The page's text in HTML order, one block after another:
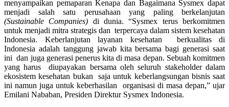
menyampaikan pemaparan Kenapa dan Bagaimana Sysmex dapat
menjadi salah satu perusahaan yang paling berkelanjutan
(Sustainable Companies) di dunia.“Sysmex terus berkomitmen
untuk menjadi mitra strategis dan terpercaya dalam sistem kesehatan
Indonesia. Keberlanjutan layanan kesehatan berkualitas di
Indonesia adalah tanggung jawab kita bersama bagi generasi saat
ini dan juga generasi penerus kita di masa depan. Sebuah komitmen
yang harus diupayakan bersama oleh seluruh stakeholder dalam
ekosistem kesehatan bukan saja untuk keberlangsungan bisnis saat
ini namun juga untuk keberhasilan organisasi di masa depan,” ujar
Emilani Nababan, Presiden Direktur Sysmex Indonesia.